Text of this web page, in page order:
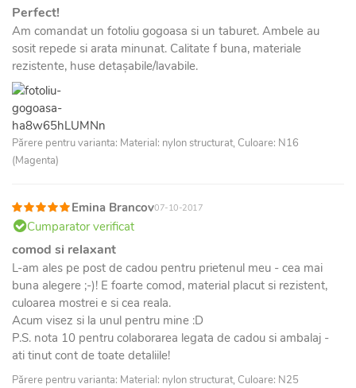
Perfect!
Am comandat un fotoliu gogoasa si un taburet. Ambele au
sosit repede si arata minunat. Calitate f buna, materiale
rezistente, huse detașabile/lavabile.
Părere pentru varianta: Material: nylon structurat, Culoare: N16
(Magenta)
Emina Brancov07-10-2017
Cumparator verificat
comod si relaxant
L-am ales pe post de cadou pentru prietenul meu - cea mai
buna alegere ;-)! E foarte comod, material placut si rezistent,
culoarea mostrei e si cea reala.
Acum visez si la unul pentru mine :D
P.S. nota 10 pentru colaborarea legata de cadou si ambalaj -
ati tinut cont de toate detaliile!
Părere pentru varianta: Material: nylon structurat, Culoare: N25